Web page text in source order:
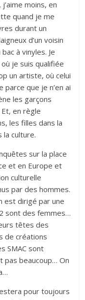
moins, en
quand je me
durant un
d’un voisin
à vinyles. Je
je suis qualifiée
un artiste, où celui
que je n’en ai
les garçons
Et, en règle
les filles dans la
la culture.
sur la place
et en Europe et
culturelle
par des hommes.
est dirigé par une
sont des femmes…
têtes des
de créations
SMAC sont
pas beaucoup… On
pour toujours